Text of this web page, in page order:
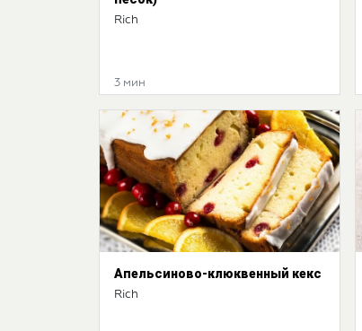
Rich
3 мин
Апельси­ново-клюквен­ный кекс
Rich